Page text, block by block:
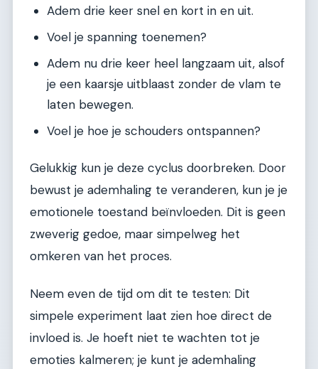
Adem drie keer snel en kort in en uit.
Voel je spanning toenemen?
Adem nu drie keer heel langzaam uit, alsof
je een kaarsje uitblaast zonder de vlam te
laten bewegen.
Voel je hoe je schouders ontspannen?
Gelukkig kun je deze cyclus doorbreken. Door
bewust je ademhaling te veranderen, kun je je
emotionele toestand beïnvloeden. Dit is geen
zweverig gedoe, maar simpelweg het
omkeren van het proces.
Neem even de tijd om dit te testen: Dit
simpele experiment laat zien hoe direct de
invloed is. Je hoeft niet te wachten tot je
emoties kalmeren; je kunt je ademhaling